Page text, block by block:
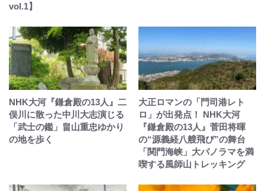
vol.1】
NHK大河『鎌倉殿の13人』二
俣川に散った中川大志演じる
「武士の鑑」畠山重忠ゆかり
の地を歩く
大正ロマンの「門司港レト
ロ」が出発点！ NHK大河
『鎌倉殿の13人』菅田将暉
の“源義経八艘飛び”の舞台
「関門海峡」大パノラマを満
喫する風師山トレッキング